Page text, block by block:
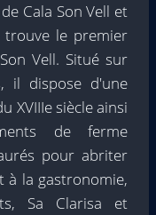
Cala Son Vell et
le premier
Vell. Situé sur
il dispose d'une
XVIIIe siècle ainsi
de ferme
pour abriter
à la gastronomie,
Sa Clarisa et